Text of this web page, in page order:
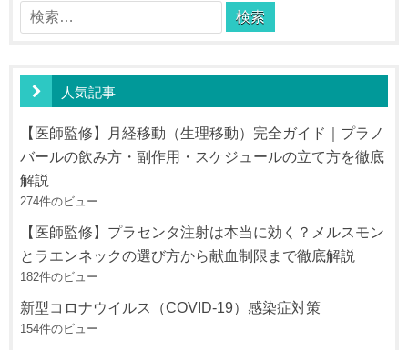
検
索:
人気記事
【医師監修】月経移動（生理移動）完全ガイド｜プラノ
バールの飲み方・副作用・スケジュールの立て方を徹底
解説
274件のビュー
【医師監修】プラセンタ注射は本当に効く？メルスモン
とラエンネックの選び方から献血制限まで徹底解説
182件のビュー
新型コロナウイルス（COVID-19）感染症対策
154件のビュー